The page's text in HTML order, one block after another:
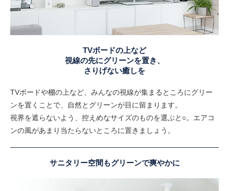
TVボードの上など
視線の先にグリーンを置き、
さりげない癒しを
TVボードや棚の上など、みんなの視線が集まるところにグリー
ンを置くことで、自然とグリーンが目に留まります。
視界を遮らないよう、控えめなサイズのものを選ぶと○。エアコ
ンの風があまり当たらないところに置きましょう。
サニタリー空間もグリーンで爽やかに